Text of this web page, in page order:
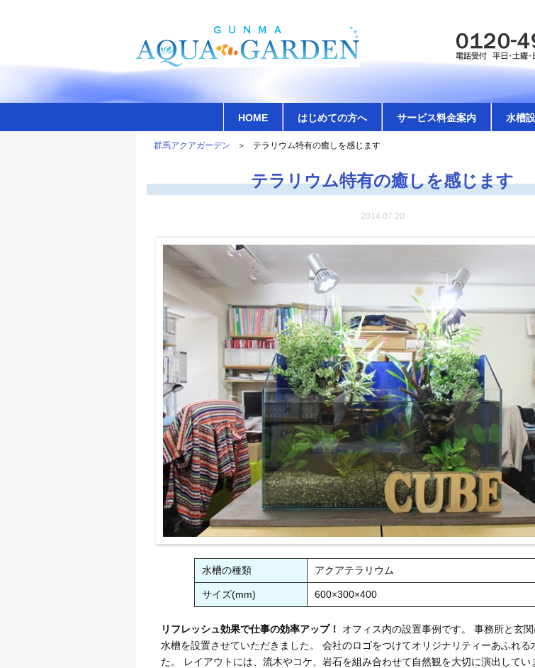
HOME はじめての方へ サービス料金案内 水槽
群馬アクアガーデン テラリウム特有の癒しを感じます
テラリウム特有の癒しを感じます
2014.07.20
水槽の種類 アクアテラリウム
サイズ(mm) 600×300×400
リフレッシュ効果で仕事の効率アップ！
オフィス内の設置事例です。 事務所と玄
水槽を設置させていただきました。 会社のロゴをつけてオリジナリティーあふれる
た。 レイアウトには、流木やコケ、岩石を組み合わせて自然観を大切に演出してい